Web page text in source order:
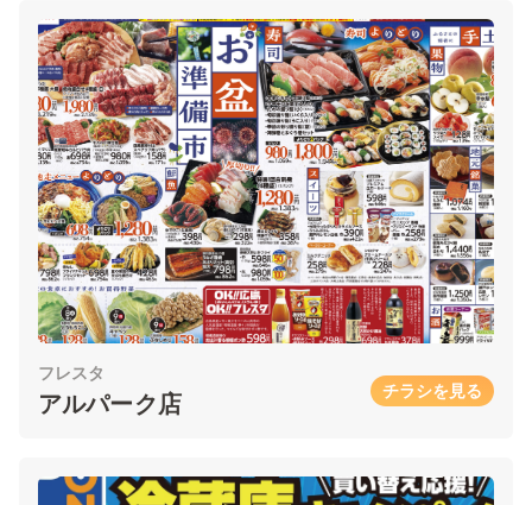
フレスタ
アルパーク店 チラシを見る